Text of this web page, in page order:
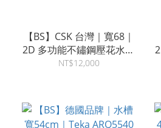
【BS】CSK 台灣｜寬68｜
2D 多功能不鏽鋼壓花水槽
｜C6848G｜灰色 靜音水
NT$12,000